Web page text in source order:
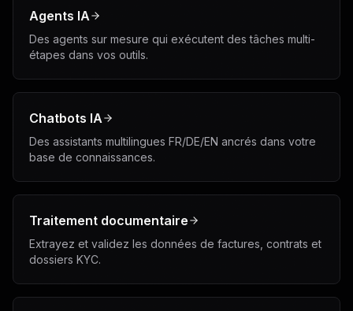
Agents IA
Des agents sur mesure qui exécutent des tâches multi-
étapes dans vos outils.
Chatbots IA
Des assistants multilingues FR/DE/EN ancrés dans votre
base de connaissances.
Traitement documentaire
Extrayez et validez les données de factures, contrats et
dossiers KYC.